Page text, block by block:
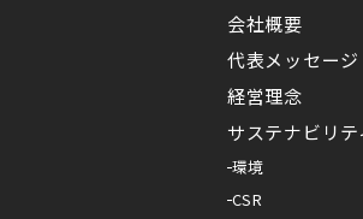
会社概要
代表メッセージ
経営理念
サステナビリテ
環境
CSR